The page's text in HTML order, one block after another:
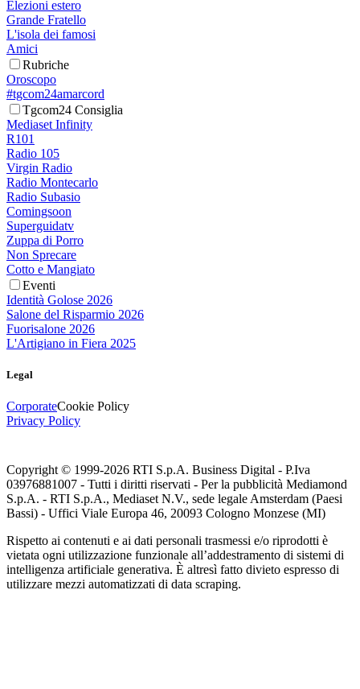
Elezioni estero
Grande Fratello
L'isola dei famosi
Amici
Rubriche
Oroscopo
#tgcom24amarcord
Tgcom24 Consiglia
Mediaset Infinity
R101
Radio 105
Virgin Radio
Radio Montecarlo
Radio Subasio
Comingsoon
Superguidatv
Zuppa di Porro
Non Sprecare
Cotto e Mangiato
Eventi
Identità Golose 2026
Salone del Risparmio 2026
Fuorisalone 2026
L'Artigiano in Fiera 2025
Legal
CorporateCookie Policy
Privacy Policy
Copyright © 1999-2026 RTI S.p.A. Business Digital - P.Iva
03976881007 - Tutti i diritti riservati - Per la pubblicità Mediamond
S.p.A. - RTI S.p.A., Mediaset N.V., sede legale Amsterdam (Paesi
Bassi) - Uffici Viale Europa 46, 20093 Cologno Monzese (MI)
Rispetto ai contenuti e ai dati personali trasmessi e/o riprodotti è
vietata ogni utilizzazione funzionale all’addestramento di sistemi di
intelligenza artificiale generativa. È altresì fatto divieto espresso di
utilizzare mezzi automatizzati di data scraping.